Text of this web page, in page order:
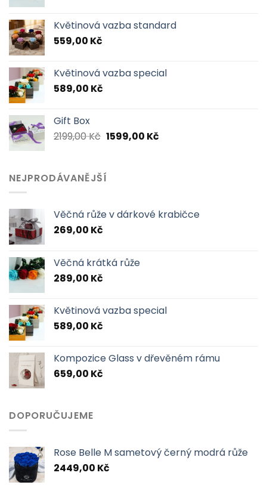
Květinová vazba standard
559,00 Kč
Květinová vazba special
589,00 Kč
Gift Box
2199,00Kč Původní
2199,00 Kč.
1599,00 KčAktuální
NEJPRODÁVANĚJŠÍ
Věčná růže v dárkové krabičce
269,00 Kč
Věčná krátká růže
289,00 Kč
Květinová vazba special
589,00 Kč
Kompozice Glass v dřevěném rámu
659,00 Kč
DOPORUČUJEME
Rose Belle M sametový černý modrá růže
2449,00 Kč